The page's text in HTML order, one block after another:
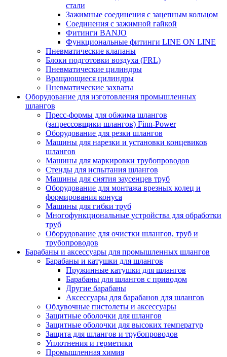
стали
Зажимные соединения с зацепным кольцом
Соединения с зажимной гайкой
Фитинги BANJO
Функциональные фитинги LINE ON LINE
Пневматические клапаны
Блоки подготовки воздуха (FRL)
Пневматические цилиндры
Вращающиеся цилиндры
Пневматические захваты
Оборудование для изготовления промышленных
шлангов
Пресс-формы для обжима шлангов
(запрессовщики шлангов) Finn-Power
Оборудование для резки шлангов
Машины для нарезки и установки концевиков
шлангов
Машины для маркировки трубопроводов
Стенды для испытания шлангов
Машины для снятия заусенцев труб
Оборудование для монтажа врезных колец и
формирования конуса
Машины для гибки труб
Многофункциональные устройства для обработки
труб
Оборудование для очистки шлангов, труб и
трубопроводов
Барабаны и аксессуары для промышленных шлангов
Барабаны и катушки для шлангов
Пружинные катушки для шлангов
Барабаны для шлангов с приводом
Другие барабаны
Аксессуары для барабанов для шлангов
Обдувочные пистолеты и аксессуары
Защитные оболочки для шлангов
Защитные оболочки для высоких температур
Защита для шлангов и трубопроводов
Уплотнения и герметики
Промышленная химия